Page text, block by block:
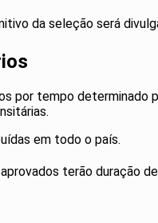
da seleção será
por tempo determinado
em todo o país.
terão duração